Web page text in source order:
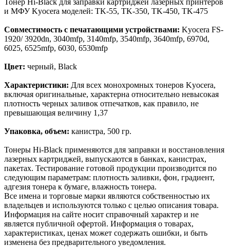
и МФУ Kyocera моделей: TK-55, TK-350, TK-450, TK-475
Совместимость с печатающими устройствами: Kyocera FS-
1920/ 3920dn, 3040mfp, 3140mfp, 3540mfp, 3640mfp, 6970d,
6025, 6525mfp, 6030, 6530mfp
Цвет: черный, Black
Характеристики: Для всех монохромных тонеров Kyocera,
включая оригинальные, характерна относительно невысокая
плотность черных заливок отпечатков, как правило, не
превышающая величину 1,37
Упаковка, объем: канистра, 500 гр.
Тонеры Hi-Black применяются для заправки и восстановления
лазерных картриджей, выпускаются в банках, канистрах,
пакетах. Тестирование готовой продукции производится по
следующим параметрам: плотность заливки, фон, градиент,
адгезия тонера к бумаге, влажность тонера.
Все имена и торговые марки являются собственностью их
владельцев и используются только с целью описания товара.
Информация на сайте носит справочный характер и не
является публичной офертой. Информация о товарах,
характеристиках, ценах может содержать ошибки, и быть
изменена без предварительного уведомления.